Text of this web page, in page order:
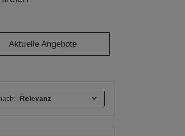
Aktuelle Angebote